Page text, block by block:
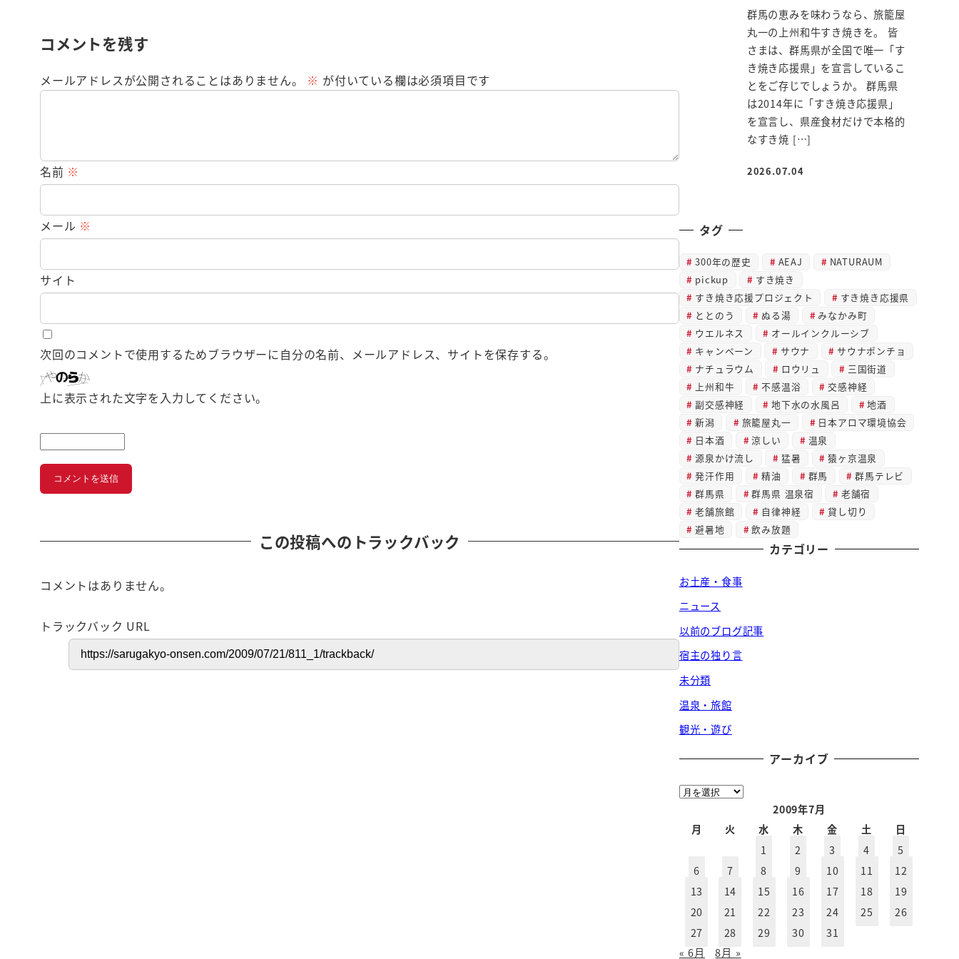
コメントを残す
メールアドレスが公開されることはありません。 ※ が付いている欄は必須項目です
名前 ※
メール ※
サイト
次回のコメントで使用するためブラウザーに自分の名前、メールアドレス、サイトを保存する。
上に表示された文字を入力してください。
この投稿へのトラックバック
コメントはありません。
トラックバック URL
群馬の恵みを味わうなら、旅籠屋
丸一の上州和牛すき焼きを。 皆
さまは、群馬県が全国で唯一「す
き焼き応援県」を宣言しているこ
とをご存じでしょうか。 群馬県
は2014年に「すき焼き応援県」
を宣言し、県産食材だけで本格的
なすき焼 […]
投稿日
2026.07.04
タグ
300年の歴史 AEAJ
NATURAUM
pickup
すき焼き
すき焼き応援プロジェクト
すき焼き応援県
ととのう
ぬる湯
みなかみ町
ウエルネス
オールインクルーシブ
キャンペーン
サウナ
サウナポンチョ
ナチュラウム
ロウリュ
三国街道
上州和牛
不感温浴
交感神経
副交感神経
地下水の水風呂
地酒
新潟
旅籠屋丸一
日本アロマ環境協会
日本酒
涼しい
温泉
源泉かけ流し
猛暑
猿ヶ京温泉
発汗作用
精油 群馬
群馬テレビ
群馬県
群馬県 温泉宿
老舗宿
老舗旅館
自律神経
貸し切り
避暑地
飲み放題
カテゴリー
お土産・食事
ニュース
以前のブログ記事
宿主の独り言
未分類
温泉・旅館
観光・遊び
アーカイブ
ア
2009年7月
月
火 水 木 金 土
日
1
2 3 4
5
6
7 8 9 10 11
12
13
14 15 16 17 18
19
20
21 22 23 24 25
26
27
28 29 30
31
« 6月
8月 »